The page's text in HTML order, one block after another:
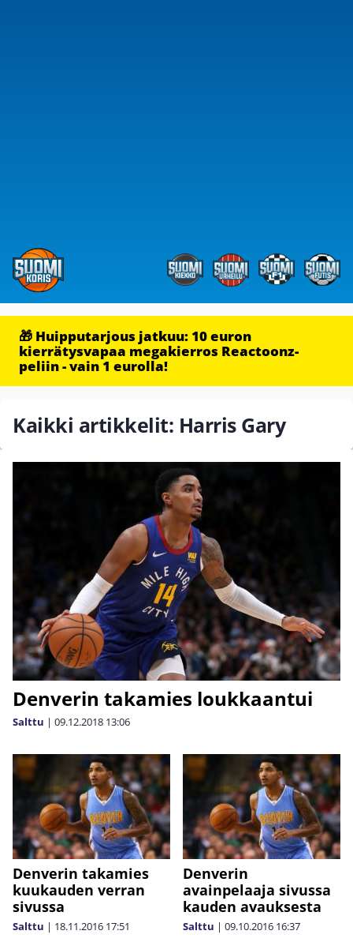
🎁 Huipputarjous jatkuu: 10 euron
kierrätysvapaa megakierros Reactoonz-
peliin - vain 1 eurolla!
Kaikki artikkelit: Harris Gary
Denverin takamies loukkaantui
Salttu | 09.12.2018 13:06
Denverin takamies
kuukauden verran
sivussa
Salttu | 18.11.2016 17:51
Denverin
avainpelaaja sivussa
kauden avauksesta
Salttu | 09.10.2016 16:37